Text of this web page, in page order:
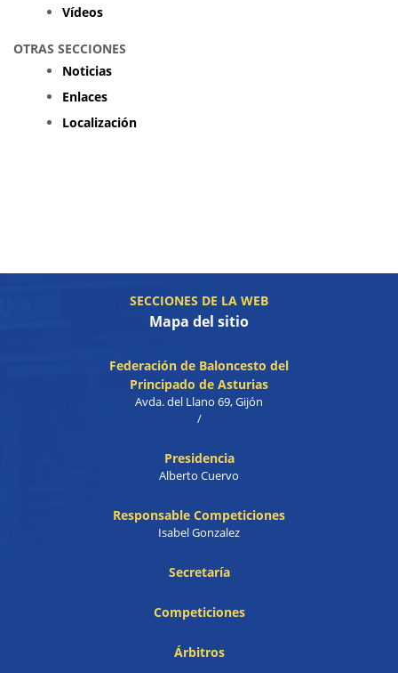
Vídeos
OTRAS SECCIONES
Noticias
Enlaces
Localización
SECCIONES DE LA WEB
Mapa del sitio
Federación de Baloncesto del
Principado de Asturias
Avda. del Llano 69, Gijón
/
Presidencia
Alberto Cuervo
Responsable Competiciones
Isabel Gonzalez
Secretaría
Competiciones
Árbitros